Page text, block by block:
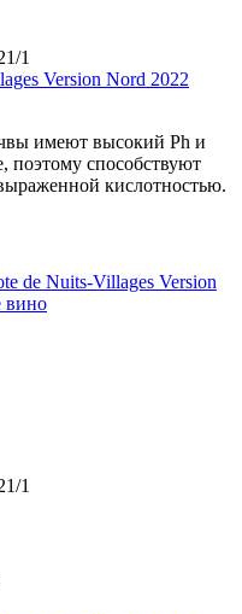
1
имеют высокий Ph и
поэтому способствуют
кислотностью.
de Nuits-Villages Version
вино
1